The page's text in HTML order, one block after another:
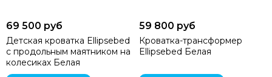
69 500 руб
Детская кроватка Ellipsebed
с продольным маятником на
колесиках Белая
59 800 руб
Кроватка-трансформер
Ellipsebed Белая